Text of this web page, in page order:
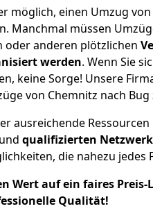
möglich, einen Umzug
Manchmal müssen
oder anderen plötzlichen
werden. Wenn Sie
keine Sorge! Unsere
von Chemnitz nach Bug
ausreichende
qualifizierten Netzwerk
die nahezu jedes
Wert auf ein faires
Qualität!